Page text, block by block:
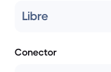
Libre
Conector